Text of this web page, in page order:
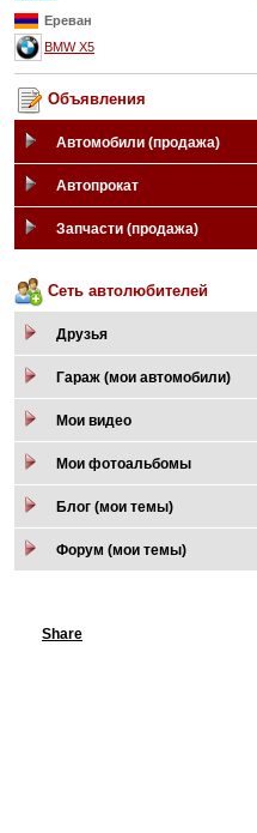
Ереван
BMW X5
Объявления
Автомобили (продажа)
Автопрокат
Запчасти (продажа)
Сеть автолюбителей
Друзья
Гараж (мои автомобили)
Мои видео
Мои фотоальбомы
Блог (мои темы)
Форум (мои темы)
Share